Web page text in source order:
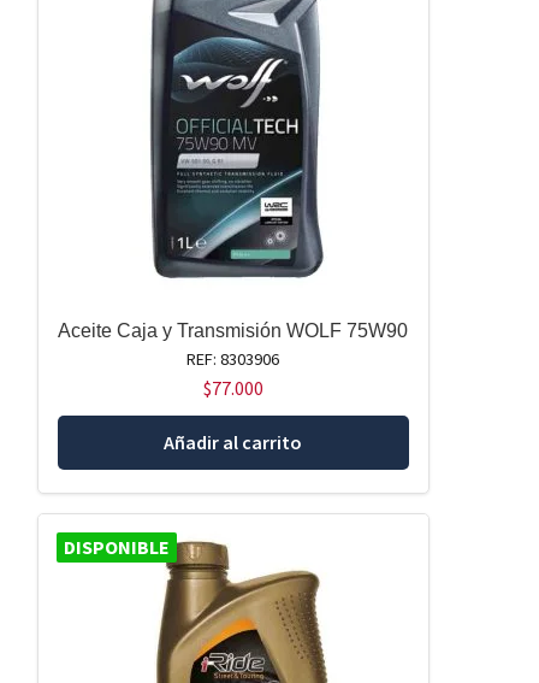
Aceite Caja y Transmisión WOLF 75W90
REF: 8303906
$77.000
Añadir al carrito
DISPONIBLE